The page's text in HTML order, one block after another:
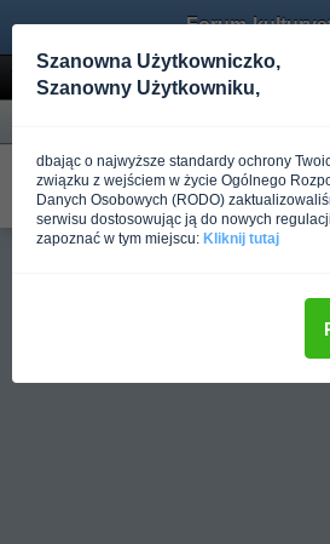
Wyniki wyszukiwania
Trudne początki
W Trening dla początkujących
NapisanoPonad rok temuprzez
Szanowna Użytkowniczko,
Szanowny Użytkowniku,
dbając o najwyższe standardy ochrony
związku z wejściem w życie Ogólnego
Danych Osobowych (RODO)
serwisu dostosowując ją do nowych
zapoznać w tym miejscu: Kliknij tutaj